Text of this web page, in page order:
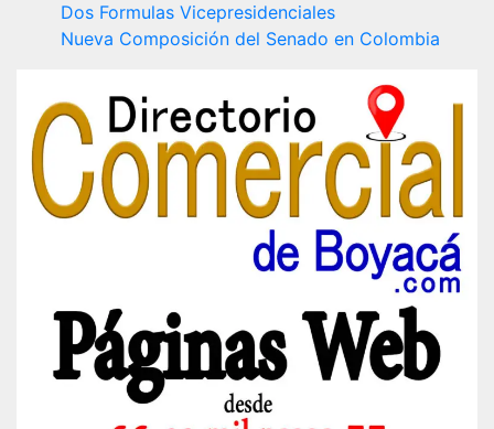
Dos Formulas Vicepresidenciales
Nueva Composición del Senado en Colombia